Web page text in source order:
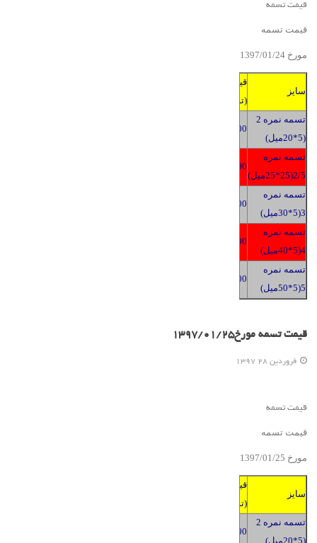
قیمت تسمه
قیمت تسمه
مورخ 139 7/01/24
سایز
قیمت
(تومان)
تسمه نمره 2
(5*20میل)
2400
تسمه نمره
2/5(25*25میل)
2400
تسمه نمره
3(5*30میل)
2400
تسمه نمره
4(5*40میل)
2400
تسمه نمره
5(5*50میل)
2400
قیمت تسمه مورخ1397/01/25
فروردين 28 1397
قیمت تسمه
قیمت تسمه
مورخ 139 7/01/25
سایز
قیمت
(تومان)
تسمه نمره 2
(5*20میل)
2400